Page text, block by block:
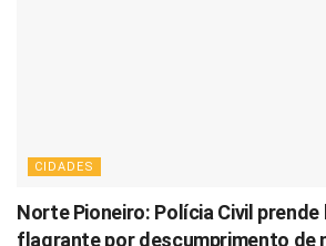
CIDADES
Norte Pioneiro: Polícia Civil prende
flagrante por descumprimento de